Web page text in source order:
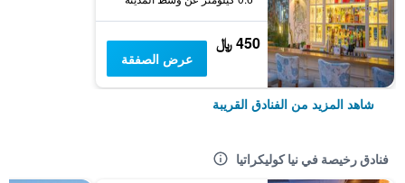
450 ﷼
عرض الصفقة
شاهد المزيد من الفنادق القريبة
فنادق رخيصة في نيا كوليكراتيا